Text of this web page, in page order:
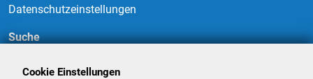
Datenschutzeinstellungen
Suche
Cookie Einstellungen